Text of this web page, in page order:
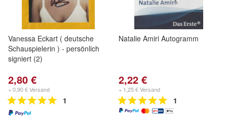
Vanessa Eckart ( deutsche
Schauspielerin ) - persönlich
signiert (2)
2,80 €
+ 0,90 € Versand
1
Natalie Amiri Autogramm
2,22 €
+ 1,25 € Versand
1